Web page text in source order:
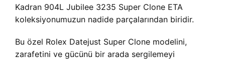
Kadran 904L Jubilee 3235 Super Clone ETA
koleksiyonumuzun nadide parçalarından biridir.
Bu özel Rolex Datejust Super Clone modelini,
zarafetini ve gücünü bir arada sergilemeyi